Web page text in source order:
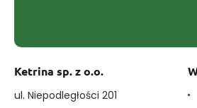
Ketrina sp. z o.o.
ul. Niepodległości 201